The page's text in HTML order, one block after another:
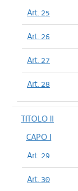
Art. 25
Art. 26
Art. 27
Art. 28
TITOLO II
CAPO I
Art. 29
Art. 30